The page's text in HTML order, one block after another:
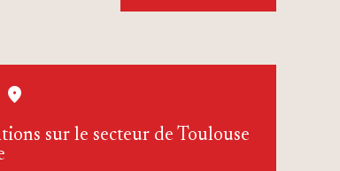
sur le secteur de Toulouse